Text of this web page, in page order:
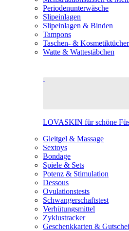
Periodenunterwäsche
Slipeinlagen
Slipeinlagen & Binden
Tampons
Taschen- & Kosmetiktücher
Watte & Wattestäbchen
LOVASKIN für schöne
Gleitgel & Massage
Sextoys
Bondage
Spiele & Sets
Potenz & Stimulation
Dessous
Ovulationstests
Schwangerschaftstest
Verhütungsmittel
Zyklustracker
Geschenkkarten &